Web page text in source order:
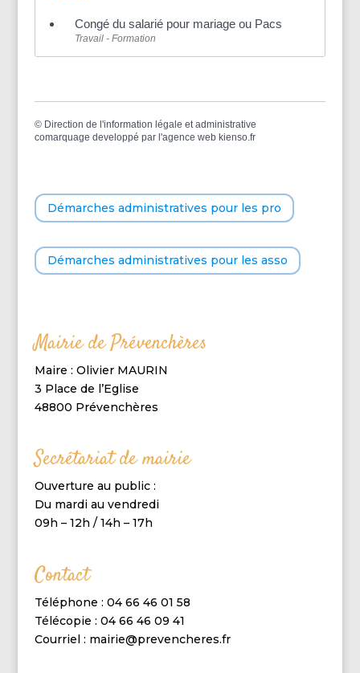
Congé du salarié pour mariage ou Pacs
Travail - Formation
© Direction de l'information légale et administrative
comarquage developpé par l'agence web kienso.fr
Démarches administratives pour les pro
Démarches administratives pour les asso
Mairie de Prévenchères
Maire : Olivier MAURIN
3 Place de l’Eglise
48800 Prévenchères
Secrétariat de mairie
Ouverture au public :
Du mardi au vendredi
09h – 12h / 14h – 17h
Contact
Téléphone : 04 66 46 01 58
Télécopie : 04 66 46 09 41
Courriel : mairie@prevencheres.fr